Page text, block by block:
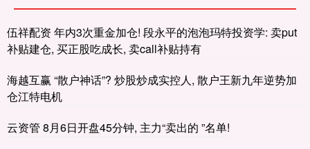
伍祥配资 年内3次重金加仓! 段永平的泡泡玛特投资学: 卖put
补贴建仓, 买正股吃成长, 卖call补贴持有
海越互赢 “散户神话”? 炒股炒成实控人, 散户王新九年逆势加
仓江特电机
云资管 8月6日开盘45分钟, 主力“卖出的 ”名单!